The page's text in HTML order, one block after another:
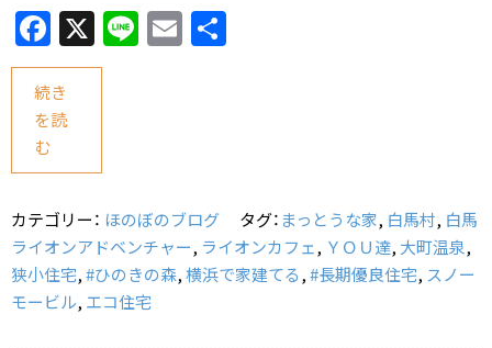
F
a
c
e
b
o
o
k
X Li
n
E
m
続き
を読
む
カテゴリー： ほのぼのブログ タグ： まっとうな家, 白馬村, 白馬
ライオンアドベンチャー, ライオンカフェ, ＹＯＵ達, 大町温泉,
狭小住宅,#ひのきの森,横浜で家建てる,#長期優良住宅, スノー
モービル, エコ住宅